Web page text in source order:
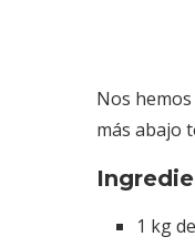
Nos
más abajo
1 kg